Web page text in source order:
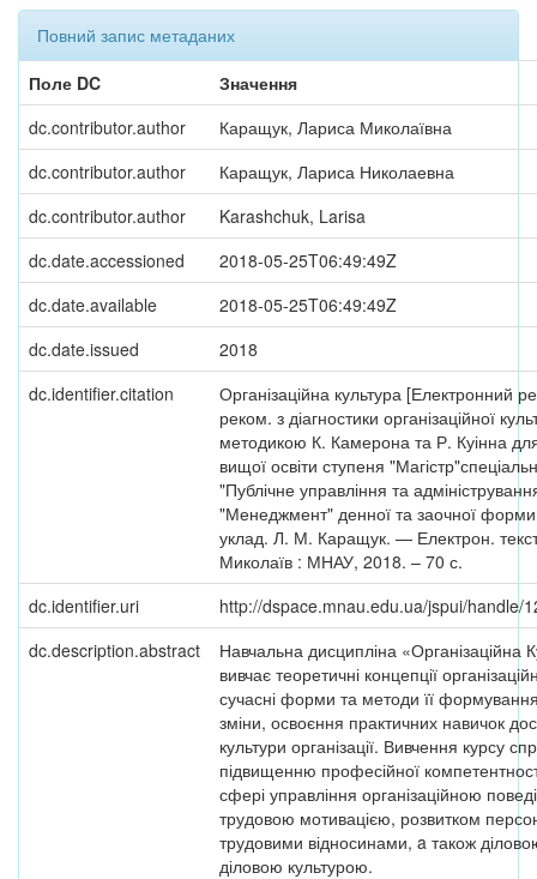
Повний запис метаданих
Поле DC
Значення
dc.contributor.author
Каращук, Лариса Миколаївна
dc.contributor.author
Каращук, Лариса Николаевна
dc.contributor.author
Karashchuk, Larisa
dc.date.accessioned
2018-05-25T06:49:49Z
dc.date.available
2018-05-25T06:49:49Z
dc.date.issued
2018
dc.identifier.citation
Організаційна культура [Електронний
реком. з діагностики організаційної
методикою К. Камерона та Р. Куінна
вищої освіти ступеня
"Публічне управління та
"Менеджмент" денної та заочної
уклад. Л. М. Каращук. — Електрон.
Миколаїв : МНАУ, 2018. – 70 с.
dc.identifier.uri
http://dspace.mnau.edu.ua/jspui/handle/
dc.description.abstract
Навчальна дисципліна «Організаційна
вивчає теоретичні концепції
сучасні форми та методи її
зміни, освоєння практичних навичок
культури організації. Вивчення курсу
підвищенню професійної
сфері управління організаційною
трудовою мотивацією, розвитком
трудовими відносинами, a також
діловою культурою.